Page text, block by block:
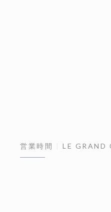
営業時間 LE GRAND